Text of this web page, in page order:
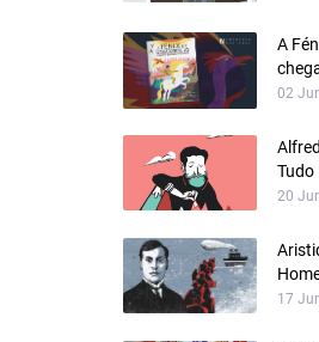
A
02
Tudo
20
17